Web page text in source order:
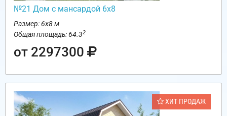
№21 Дом с мансардой 6х8
Размер: 6х8 м
Общая площадь: 64.32
от 2297300
ХИТ ПРОДАЖ